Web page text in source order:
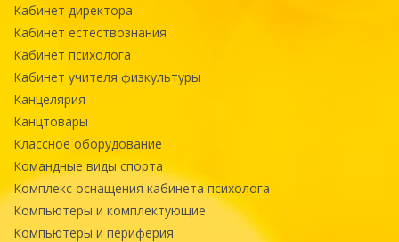
Кабинет директора
Кабинет естествознания
Кабинет психолога
Кабинет учителя физкультуры
Канцелярия
Канцтовары
Классное оборудование
Командные виды спорта
Комплекс оснащения кабинета психолога
Компьютеры и комплектующие
Компьютеры и периферия